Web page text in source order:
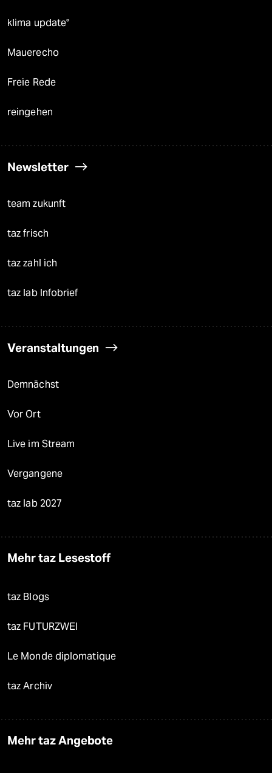
klima update°
Mauerecho
Freie Rede
reingehen
Newsletter
team zukunft
taz frisch
taz zahl ich
taz lab Infobrief
Veranstaltungen
Demnächst
Vor Ort
Live im Stream
Vergangene
taz lab 2027
Mehr taz Lesestoff
taz Blogs
taz FUTURZWEI
Le Monde diplomatique
taz Archiv
Mehr taz Angebote